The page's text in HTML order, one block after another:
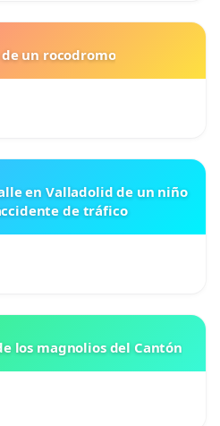
un rocodromo
en Valladolid de un niño
de tráfico
los magnolios del Cantón